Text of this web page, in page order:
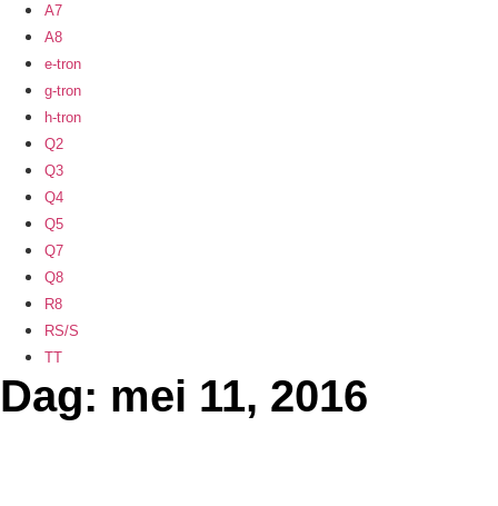
A7
A8
e-tron
g-tron
h-tron
Q2
Q3
Q4
Q5
Q7
Q8
R8
RS/S
TT
Dag: mei 11, 2016